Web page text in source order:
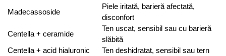
Madecassoside
Piele iritată, barieră afectată,
disconfort
Centella + ceramide
Ten uscat, sensibil sau cu barieră
slăbită
Centella + acid hialuronic
Ten deshidratat, sensibil sau tern